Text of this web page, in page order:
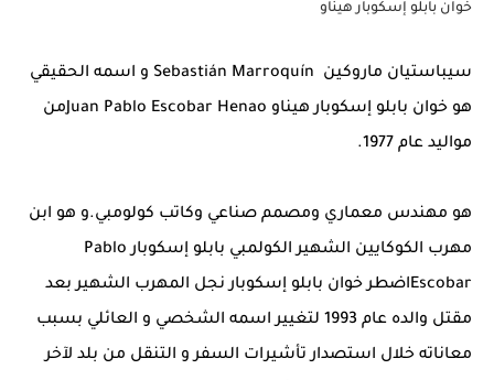
خوان بابلو إسكوبار هيناو
سيباستيان ماروكين Sebastián Marroquín و اسمه الحقيقي
هو خوان بابلو إسكوبار هيناو
Juan Pablo Escobar Henaoمن
مواليد عام 1977.
هو مهندس معماري ومصمم صناعي وكاتب كولومبي.و هو ابن
مهرب الكوكايين الشهير الكولمبي بابلو إسكوبار Pablo
Escobarاضطر خوان بابلو إسكوبار نجل المهرب الشهير بعد
مقتل والده عام 1993 لتغيير اسمه الشخصي و العائلي بسبب
معاناته خلال استصدار تأشيرات السفر و التنقل من بلد لآخر